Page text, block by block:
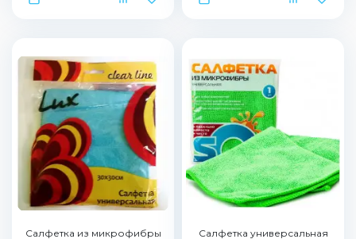
Салфетка из микрофибры Салфетка универсальная